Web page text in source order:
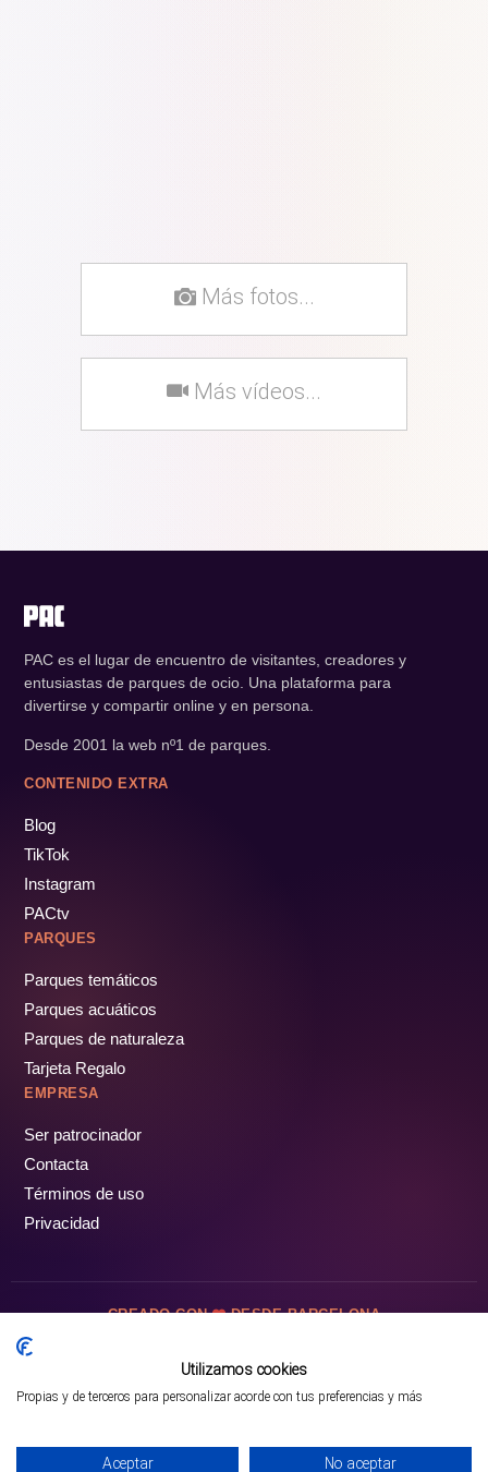
Mejor opción en SATOORDAY
Más fotos...
Más vídeos...
PAC es el lugar de encuentro de visitantes, creadores y
entusiastas de parques de ocio. Una plataforma para
divertirse y compartir online y en persona.
Desde 2001 la web nº1 de parques.
CONTENIDO EXTRA
Blog
TikTok
Instagram
PACtv
PARQUES
Parques temáticos
Parques acuáticos
Parques de naturaleza
Tarjeta Regalo
EMPRESA
Ser patrocinador
Contacta
Términos de uso
Privacidad
CREADO CON DESDE BARCELONA
Utilizamos cookies
Propias y de terceros para personalizar acorde con tus preferencias y más
Aceptar No aceptar